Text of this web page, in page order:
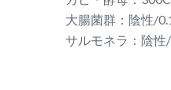
大腸菌群：陰性/
サルモネラ：陰性